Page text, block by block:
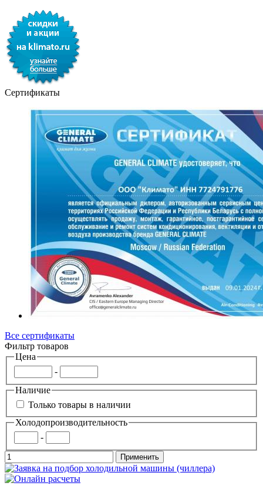
Сертификаты
Все сертификаты
Фильтр товаров
Цена
-
Наличие
Только товары в наличии
Холодопроизводительность
-